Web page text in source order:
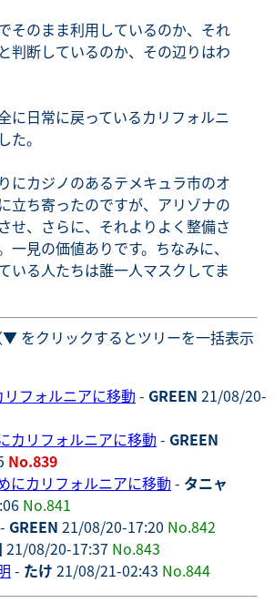
そのまま利用しているのか、それ
判断しているのか、その辺りはわ
に日常に戻っているカリフォルニ
た。
にカジノのあるテメキュラ市のオ
立ち寄ったのですが、アリゾナの
せ、さらに、それよりよく整備さ
一見の価値ありです。ちなみに、
いる人たちは誰一人マスクしてま
▼ をクリックするとツリーを一括表示
フォルニアに移動 - GREEN 21/08/20-
カリフォルニアに移動 - GREEN
No.839
にカリフォルニアに移動 - タニャ
No.841
- GREEN 21/08/20-17:20 No.842
21/08/20-17:37 No.843
- たけ 21/08/21-02:43 No.844